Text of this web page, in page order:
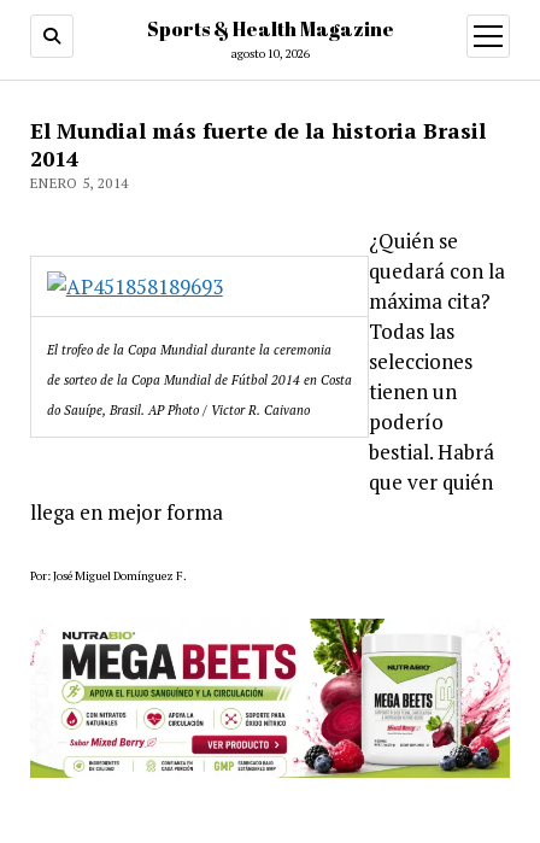
Sports & Health Magazine
agosto 10, 2026
abrir
menú
El Mundial más fuerte de la historia Brasil
2014
ENERO 5, 2014
El trofeo de la Copa Mundial durante la ceremonia
de sorteo de la Copa Mundial de Fútbol 2014 en Costa
do Sauípe, Brasil. AP Photo / Victor R. Caivano
¿Quién se
quedará con la
máxima cita?
Todas las
selecciones
tienen un
poderío
bestial. Habrá
que ver quién
llega en mejor forma
Por: José Miguel Domínguez F.